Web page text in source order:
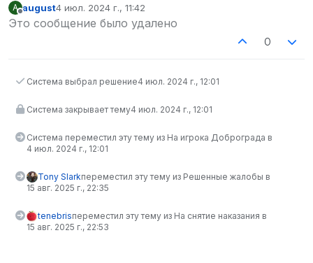
A
Не в сети
august4 июл. 2024 г., 11:42
отредактировано
Это сообщение было удалено
0
Система выбрал решение4 июл. 2024 г., 12:01
Система закрывает тему4 июл. 2024 г., 12:01
Система переместил эту тему из На игрока Доброграда в
4 июл. 2024 г., 12:01
Tony Slarkпереместил эту тему из Решенные жалобы в
15 авг. 2025 г., 22:35
tenebrisпереместил эту тему из На снятие наказания в
15 авг. 2025 г., 22:53